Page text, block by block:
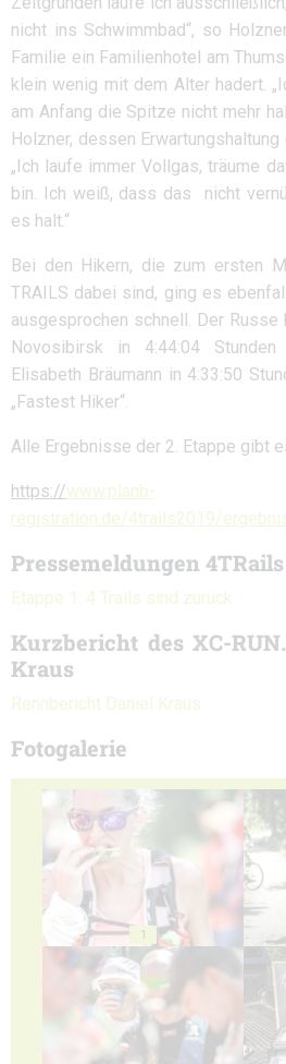
nicht ins Schwimmbad“, so
Familie ein Familienhotel am
klein wenig mit dem Alter hadert.
am Anfang die Spitze nicht mehr
Holzner, dessen
„Ich laufe immer Vollgas, träume
bin. Ich weiß, dass das nicht
es halt.“
Bei den Hikern, die zum ersten
TRAILS dabei sind, ging es
ausgesprochen schnell. Der Russe
Novosibirsk in 4:44:04
Elisabeth Bräumann in 4:33:50
„Fastest Hiker“.
Alle Ergebnisse der 2. Etappe gibt
https://www.planb-
registration.de/4trails2019/
Pressemeldungen 4TRails
Etappe 1: 4 Trails sind zurück
Kurzbericht des XC-
Kraus
Rennbericht Daniel Kraus
Fotogalerie
1